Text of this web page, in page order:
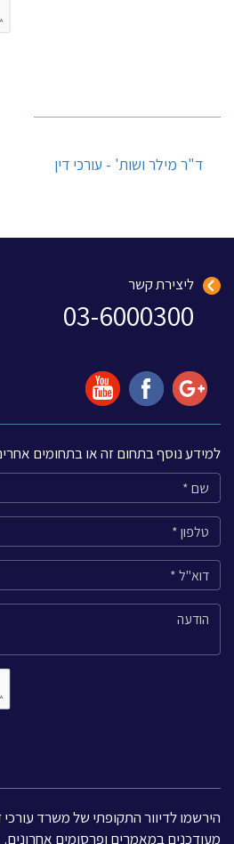
‏ד"ר מילר ושות' - עורכי דין‏
ליצירת קשר
03-6000300
למידע נוסף בתחום זה או בתחומים
הירשמו לדיוור התקופתי של משרד עורכי
מעודכנים במאמרים ופרסומים אחרונים.